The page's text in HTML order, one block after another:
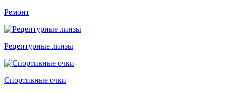
Ремонт
Рецептурные линзы
Спортивные очки